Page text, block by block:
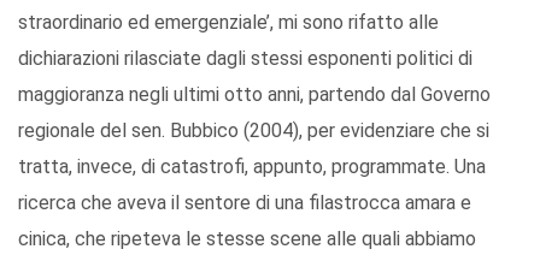
straordinario ed emergenziale’, mi sono rifatto alle
dichiarazioni rilasciate dagli stessi esponenti politici di
maggioranza negli ultimi otto anni, partendo dal Governo
regionale del sen. Bubbico (2004), per evidenziare che si
tratta, invece, di catastrofi, appunto, programmate. Una
ricerca che aveva il sentore di una filastrocca amara e
cinica, che ripeteva le stesse scene alle quali abbiamo